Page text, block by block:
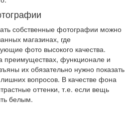
собственные фотографии можно
магазинах, где
фото высокого качества.
преимуществах, функционале и
их обязательно нужно показать
вопросов. В качестве фона
оттенки, т.е. если вещь
белым.